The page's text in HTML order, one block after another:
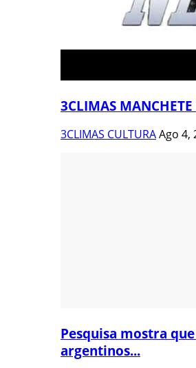
3CLIMAS
3CLIMAS CULTURAAgo 4,
Pesquisa mostra
argentinos...